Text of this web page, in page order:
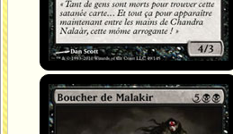
Boucher de Malakir